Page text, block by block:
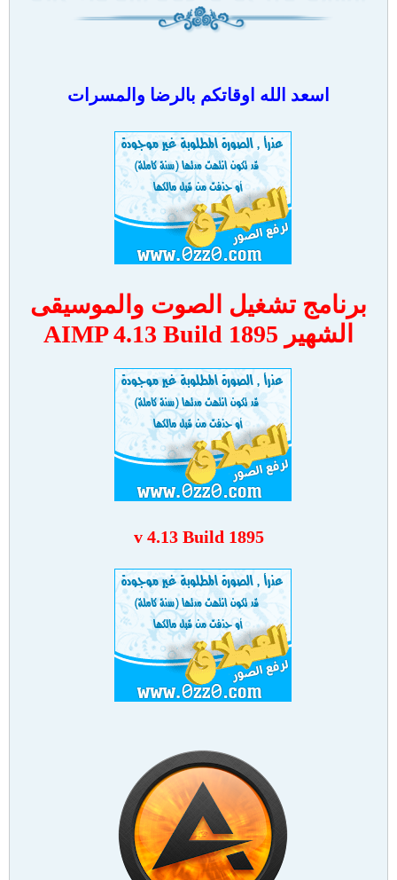
اسعد الله اوقاتكم بالرضا والمسرات
برنامج تشغيل الصوت والموسيقى
الشهير AIMP 4.13 Build 1895
v 4.13 Build 1895